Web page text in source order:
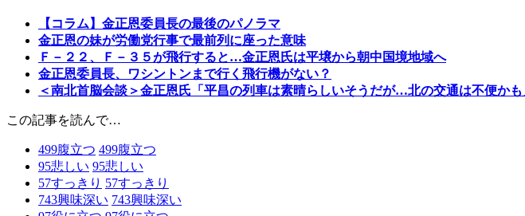
【コラム】金正恩委員長の最後のパノラマ
金正恩の妹が労働党行事で最前列に座った意味
Ｆ－２２、Ｆ－３５が飛行すると…金正恩氏は平壌から朝中国境地域へ
金正恩委員長、ワシントンまで行く飛行機がない？
＜南北首脳会談＞金正恩氏「平昌の列車は素晴らしいそうだが…北の交通は不便かも
この記事を読んで…
499腹立つ 499腹立つ
95悲しい 95悲しい
57すっきり 57すっきり
743興味深い 743興味深い